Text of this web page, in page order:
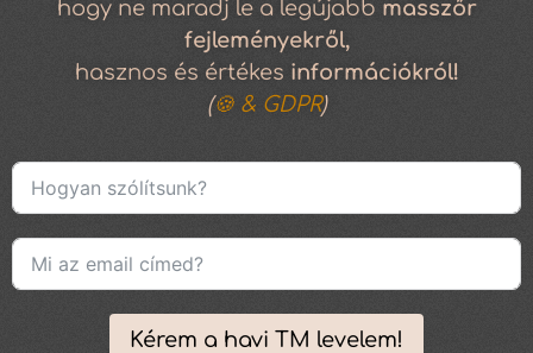
hogy ne maradj le a legújabb masszőr
fejleményekről,
hasznos és értékes információkról!
(🍪 & GDPR)
Kérem a havi TM levelem!